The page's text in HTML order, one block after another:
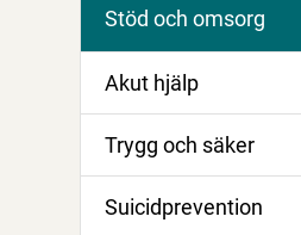
Stöd och omsorg
Akut hjälp
Trygg och säker
Suicidprevention